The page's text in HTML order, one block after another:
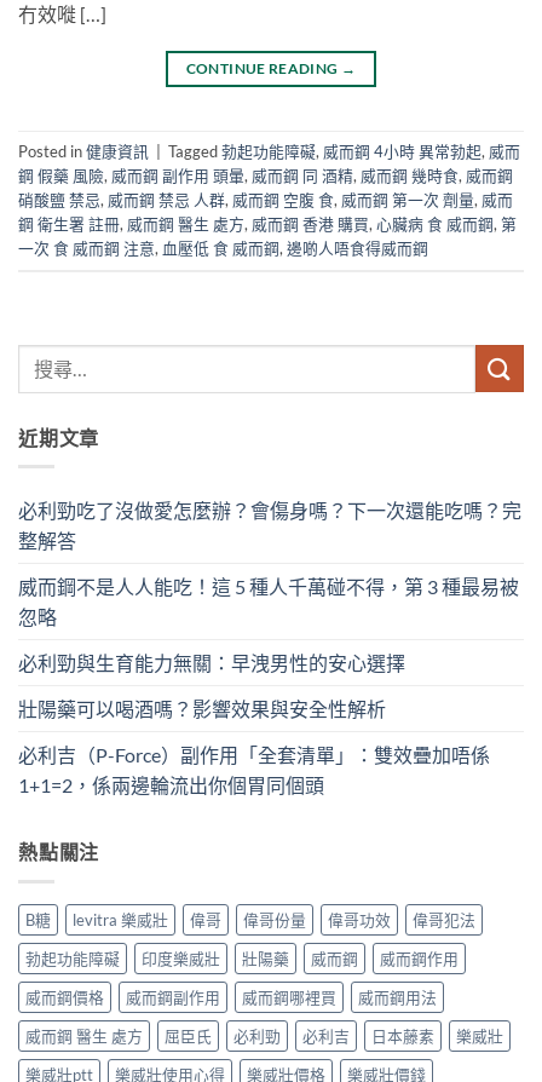
冇效嘥 […]
CONTINUE READING →
Posted in健康資訊 Tagged勃起功能障礙, 威而鋼 4小時 異常勃起, 威而
鋼 假藥 風險, 威而鋼 副作用 頭暈, 威而鋼 同 酒精, 威而鋼 幾時食, 威而鋼
硝酸鹽 禁忌, 威而鋼 禁忌 人群, 威而鋼 空腹 食, 威而鋼 第一次 劑量, 威而
鋼 衛生署 註冊, 威而鋼 醫生 處方, 威而鋼 香港 購買, 心臟病 食 威而鋼, 第
一次 食 威而鋼 注意, 血壓低 食 威而鋼, 邊啲人唔食得威而鋼
近期文章
必利勁吃了沒做愛怎麼辦？會傷身嗎？下一次還能吃嗎？完
整解答
威而鋼不是人人能吃！這 5 種人千萬碰不得，第 3 種最易被
忽略
必利勁與生育能力無關：早洩男性的安心選擇
壯陽藥可以喝酒嗎？影響效果與安全性解析
必利吉（P-Force）副作用「全套清單」：雙效疊加唔係
1+1=2，係兩邊輪流出你個胃同個頭
熱點關注
B糖 levitra 樂威壯 偉哥 偉哥份量 偉哥功效
偉哥犯法
勃起功能障礙
印度樂威壯 壯陽藥 威而鋼
威而鋼作用
威而鋼價格
威而鋼副作用 威而鋼哪裡買
威而鋼用法
威而鋼 醫生 處方
屈臣氏 必利勁 必利吉 日本藤素
樂威壯
樂威壯ptt
樂威壯使用心得 樂威壯價格 樂威壯價錢